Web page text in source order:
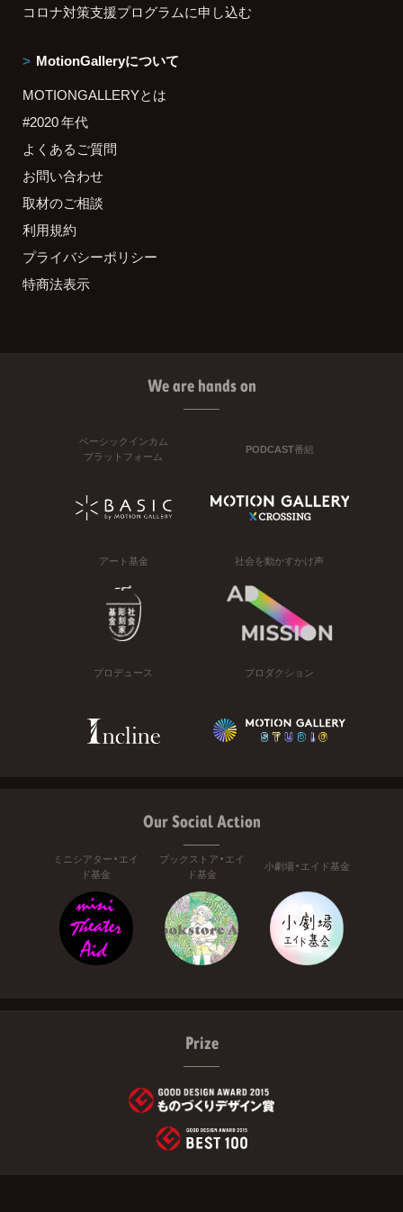
コロナ対策支援プログラムに申し込む
MotionGalleryについて
MOTIONGALLERYとは
#2020 年代
よくあるご質問
お問い合わせ
取材のご相談
利用規約
プライバシーポリシー
特商法表示
We are hands on
ベーシックインカム
プラットフォーム
PODCAST番組
アート基金 社会を動かすかけ声
プロデュース プロダクション
Our Social Action
ミニシアター・エイ
ド基金
ブックストア・エイ
ド基金
小劇場・エイド基金
Prize